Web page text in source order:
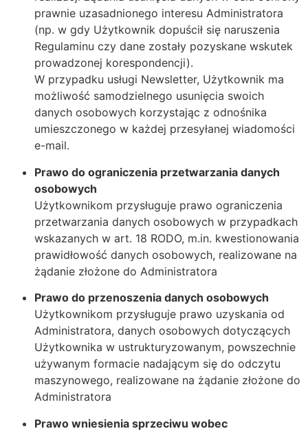
prawnie uzasadnionego interesu Administratora
(np. w gdy Użytkownik dopuścił się naruszenia
Regulaminu czy dane zostały pozyskane wskutek
prowadzonej korespondencji).
W przypadku usługi Newsletter, Użytkownik ma
możliwość samodzielnego usunięcia swoich
danych osobowych korzystając z odnośnika
umieszczonego w każdej przesyłanej wiadomości
e-mail.
Prawo do ograniczenia przetwarzania danych
osobowych
Użytkownikom przysługuje prawo ograniczenia
przetwarzania danych osobowych w przypadkach
wskazanych w art. 18 RODO, m.in. kwestionowania
prawidłowość danych osobowych, realizowane na
żądanie złożone do Administratora
Prawo do przenoszenia danych osobowych
Użytkownikom przysługuje prawo uzyskania od
Administratora, danych osobowych dotyczących
Użytkownika w ustrukturyzowanym, powszechnie
używanym formacie nadającym się do odczytu
maszynowego, realizowane na żądanie złożone do
Administratora
Prawo wniesienia sprzeciwu wobec